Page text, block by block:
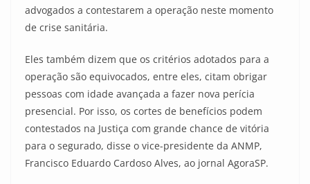
advogados a contestarem a operação neste momento
de crise sanitária.
Eles também dizem que os critérios adotados para a
operação são equivocados, entre eles, citam obrigar
pessoas com idade avançada a fazer nova perícia
presencial. Por isso, os cortes de benefícios podem
contestados na Justiça com grande chance de vitória
para o segurado, disse o vice-presidente da ANMP,
Francisco Eduardo Cardoso Alves, ao jornal AgoraSP.